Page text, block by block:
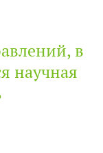
в
научная